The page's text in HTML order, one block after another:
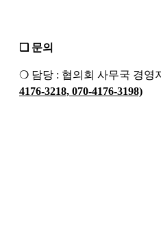
❏ 문의
❍ 담당 : 협의회 사무국 경영
4176-3218, 070-4176-3198)